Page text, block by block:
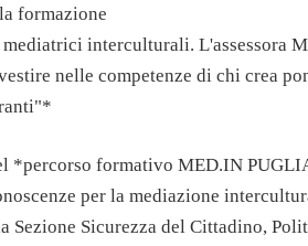
formazione
interculturali. L'assessora
nelle competenze di chi crea
*percorso formativo MED.IN
per la mediazione
Sezione Sicurezza del Cittadino,